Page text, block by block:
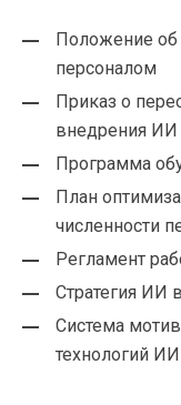
Положение об
персоналом
Приказ о
внедрения ИИ
Программа
План
численности
Регламент
Стратегия ИИ
Система
технологий ИИ